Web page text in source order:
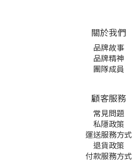
關於我們
品牌故事
品牌精神
團隊成員
顧客服務
常見問題
私隱政策
運送服務方式
退貨政策
付款服務方式